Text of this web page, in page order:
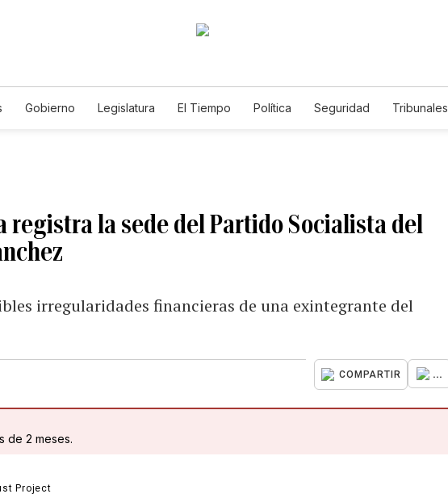
Gobierno Legislatura El Tiempo Política Seguridad Tribunales
registra la sede del Partido Socialista del
irregularidades financieras de una exintegrante del
COMPARTIR ...
de 2 meses.